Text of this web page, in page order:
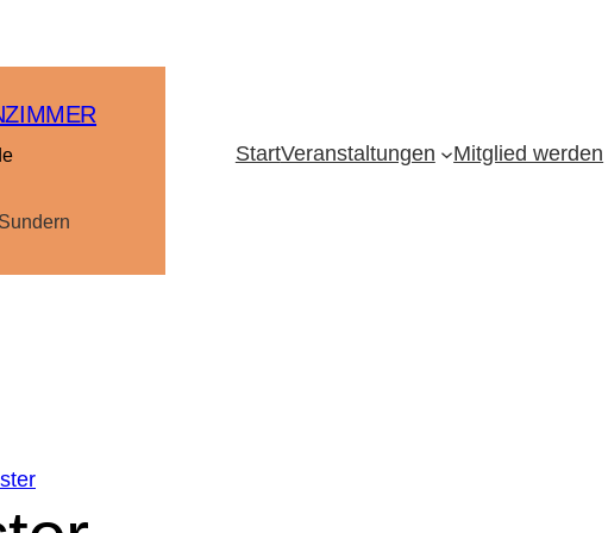
StartVeranstaltungen Mitglied werden